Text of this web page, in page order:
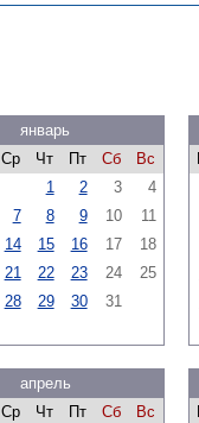
январь
Ср Чт Пт Сб
Вс
1
2 3
4
7 8 9 10
11
14 15 16 17
18
21 22 23 24
25
28 29 30 31
апрель
Ср Чт Пт Сб
Вс